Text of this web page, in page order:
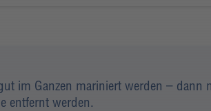
im Ganzen mariniert werden –
entfernt werden.